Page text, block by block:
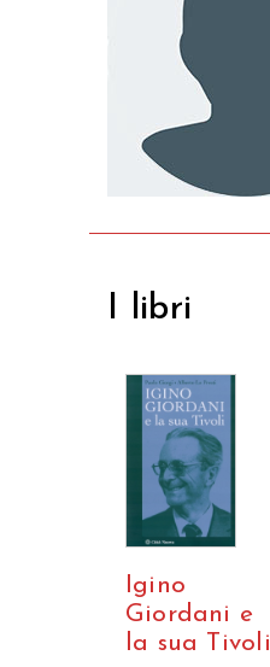
I libri
Igino
Giordani e
la sua Tivoli